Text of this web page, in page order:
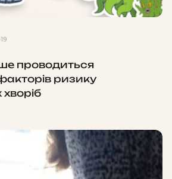
проводиться
ризику